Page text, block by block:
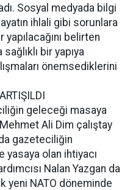
Sosyal medyada bilgi
ihlali gibi sorunlara
belirten
bir yapıya
önemsediklerini
geleceği masaya
Mehmet Ali Dim çalıştay
gazeteciliğin
yasaya olan ihtiyacı
Nalan Yazgan da
yeni NATO döneminde